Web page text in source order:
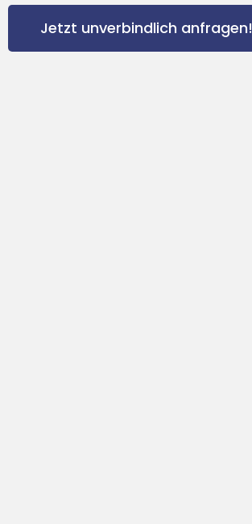
Jetzt unverbindlich anfragen!